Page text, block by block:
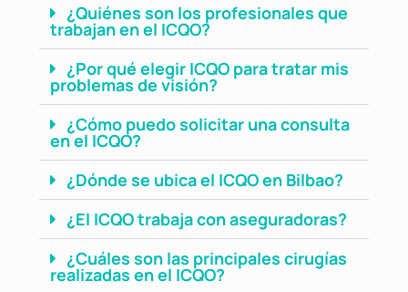
¿Quiénes son los profesionales que
trabajan en el ICQO?
¿Por qué elegir ICQO para tratar mis
problemas de visión?
¿Cómo puedo solicitar una consulta
en el ICQO?
¿Dónde se ubica el ICQO en Bilbao?
¿El ICQO trabaja con aseguradoras?
¿Cuáles son las principales cirugías
realizadas en el ICQO?